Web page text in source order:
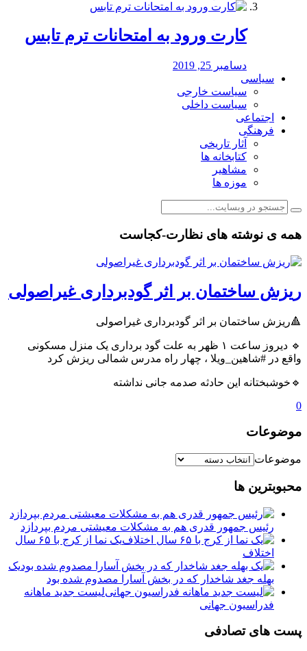
کارت ورود به امتحانات ترم تابس
دسامبر 25, 2019
سیاسی
سیاست خارجی
سیاست داخلی
اجتماعی
فرهنگی
آثار تاریخی
کتابخانه ها
مشاهیر
موزه ها
همه ی نوشته های نظارت-کجاست
ریزش ساختمان بر اثر گودبرداری غیراصولی
🔺ریزش ساختمان بر اثر گودبرداری غیراصولی
🔹 دیروز ساعت ۱ ظهر به علت گود برداری یک منزل مسکونی
واقع در #شاهین_ویلا ، چهار راه مدرس شمالی ریزش کرد
🔹خوشبختانه این حادثه صدمه جانی نداشته
0
موضوعات
موضوعات
محبوبترین ها
رئیس جمهور قدری هم به مشکلات معیشتی مردم بپردازد
یک نما از کرج با ۶۵ سال
اختلاف
یک
بهله جغد شاخدار که در بخش آسارا مصدوم شده بود
لیست جدید ماهانه
فدراسیون جهانی
پست های تصادفی